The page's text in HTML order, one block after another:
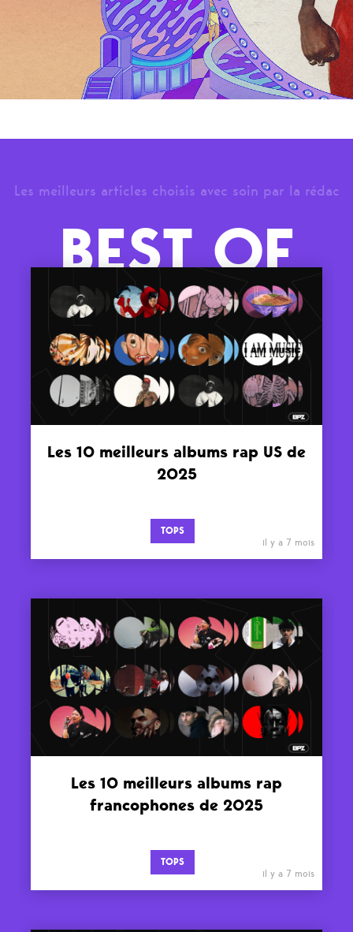
Les meilleurs articles choisis avec soin par la rédac
BEST OF
Les 10 meilleurs albums rap US de
2025
TOPS
il y a 7 mois
Les 10 meilleurs albums rap
francophones de 2025
TOPS
il y a 7 mois